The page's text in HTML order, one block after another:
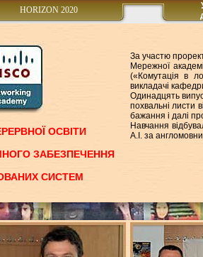
HORIZON 2020
ОСВІТИ
ЗАБЕЗПЕЧЕННЯ
СИСТЕМ
За участю
Мережної
(«Комутація в
викладачі
Одинадцять
похвальні листи
бажання і далі
Навчання
А.І. за